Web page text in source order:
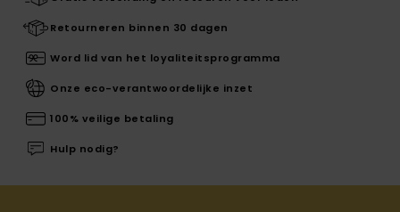
Retourneren binnen 30 dagen
Word lid van het loyaliteitsprogramma
Onze eco-verantwoordelijke inzet
100% veilige betaling
Hulp nodig?